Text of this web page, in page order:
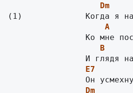
Dm
A
B
E7
Dm